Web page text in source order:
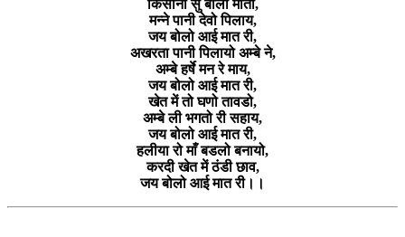
किसाना सु बोली माता,
मन्ने पानी देवो पिलाय,
जय बोलो आई मात री,
अखरता पानी पिलायो अम्बे ने,
अम्बे हर्षे मन रे माय,
जय बोलो आई मात री,
खेत में तो घणो तावडो,
अम्बे ली भगतो री सहाय,
जय बोलो आई मात री,
हलीया रो माँ बडलो बनायो,
करदी खेत में ठंडी छाव,
जय बोलो आई मात री।।